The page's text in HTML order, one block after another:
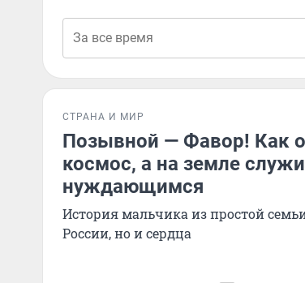
СТРАНА И МИР
Позывной — Фавор! Как
космос, а на земле
нуждающимся
История мальчика из простой
России, но и сердца